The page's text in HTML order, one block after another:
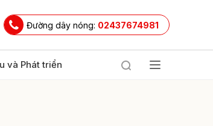
Đường dây nóng: 02437674981
và Phát triển